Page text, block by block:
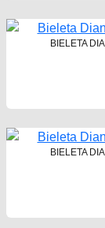
BIELETA
BIELETA